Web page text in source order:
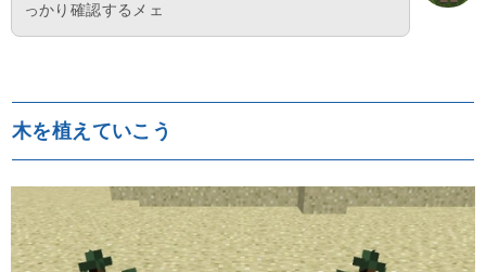
っかり確認するメェ
木を植えていこう